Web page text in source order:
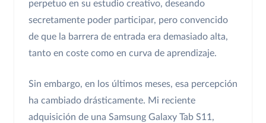
perpetuo en su estudio creativo, deseando
secretamente poder participar, pero convencido
de que la barrera de entrada era demasiado alta,
tanto en coste como en curva de aprendizaje.
Sin embargo, en los últimos meses, esa percepción
ha cambiado drásticamente. Mi reciente
adquisición de una Samsung Galaxy Tab S11,